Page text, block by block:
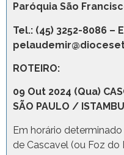
Paróquia São
Tel.: (45) 3252-8086 –
ROTEIRO:
09 Out 2024 (Qua)
SÃO PAULO /
Em horário
de Cascavel (ou Foz do